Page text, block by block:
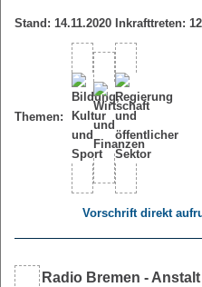
Stand: 14.11.2020 Inkrafttreten:
Themen:
Vorschrift direkt
Radio Bremen -